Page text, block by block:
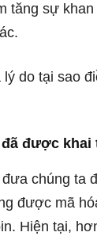
tăng sự
do tại sao
được khai
chúng ta
được mã
Hiện tại,